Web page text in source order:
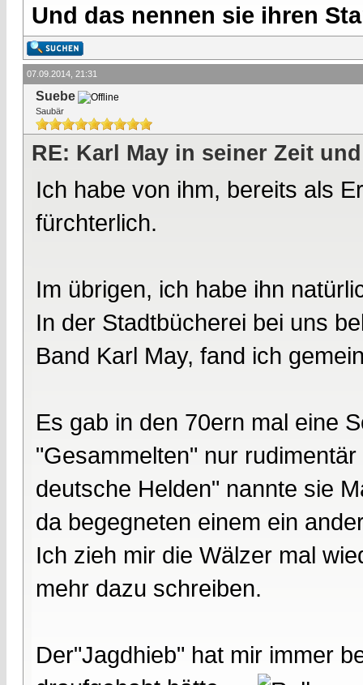
Und das nennen sie ihren
07.09.2014, 21:31
Suebe
Saubär
RE: Karl May in seiner Zeit
Ich habe von ihm, bereits als
fürchterlich.
Im übrigen, ich habe ihn
In der Stadtbücherei bei uns
Band Karl May, fand ich
Es gab in den 70ern mal eine
"Gesammelten" nur
deutsche Helden" nannte sie
da begegneten einem ein
Ich zieh mir die Wälzer mal
mehr dazu schreiben.
Der"Jagdhieb" hat mir immer